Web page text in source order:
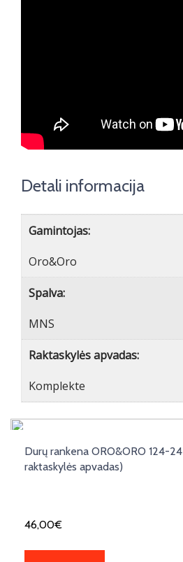
Detali informacija
Gamintojas:
Oro&Oro
Spalva:
MNS
Raktaskylės apvadas:
Komplekte
Durų rankena ORO&ORO 124-
raktaskylės apvadas)
46,00€